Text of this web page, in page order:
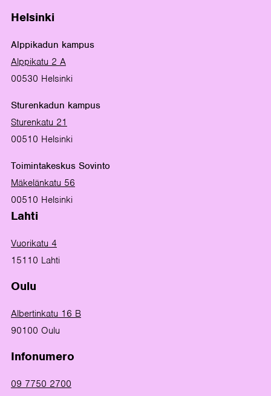
Helsinki
Alppikadun kampus
Alppikatu 2 A
00530 Helsinki
Sturenkadun kampus
Sturenkatu 21
00510 Helsinki
Toimintakeskus Sovinto
Mäkelänkatu 56
00510 Helsinki
Lahti
Vuorikatu 4
15110 Lahti
Oulu
Albertinkatu 16 B
90100 Oulu
Infonumero
09 7750 2700